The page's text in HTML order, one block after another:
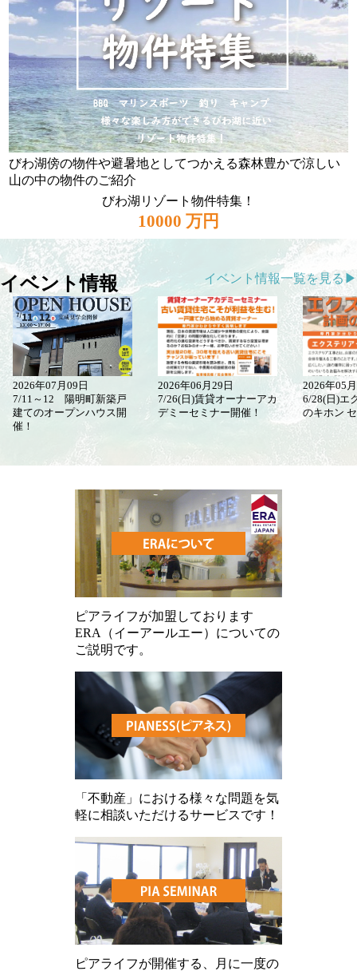
びわ湖傍の物件や避暑地としてつかえる森林豊かで涼しい
山の中の物件のご紹介
びわ湖リゾート物件特集！
10000 万円
イベント情報 イベント情報一覧を見る▶
2026年07月09日
7/11～12 陽明町新築戸
建てのオープンハウス開
催！
2026年06月29日
7/26(日)賃貸オーナーアカ
デミーセミナー開催！
2026年05
6/28(日)エ
のキホン
ピアライフが加盟しております
ERA（イーアールエー）についての
ご説明です。
「不動産」における様々な問題を気
軽に相談いただけるサービスです！
ピアライフが開催する、月に一度の